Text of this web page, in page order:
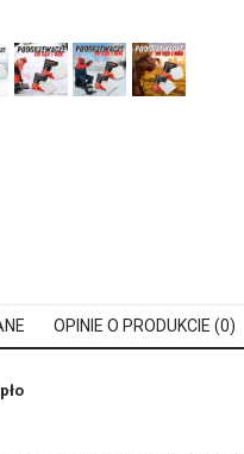
OPINIE O PRODUKCIE (0)